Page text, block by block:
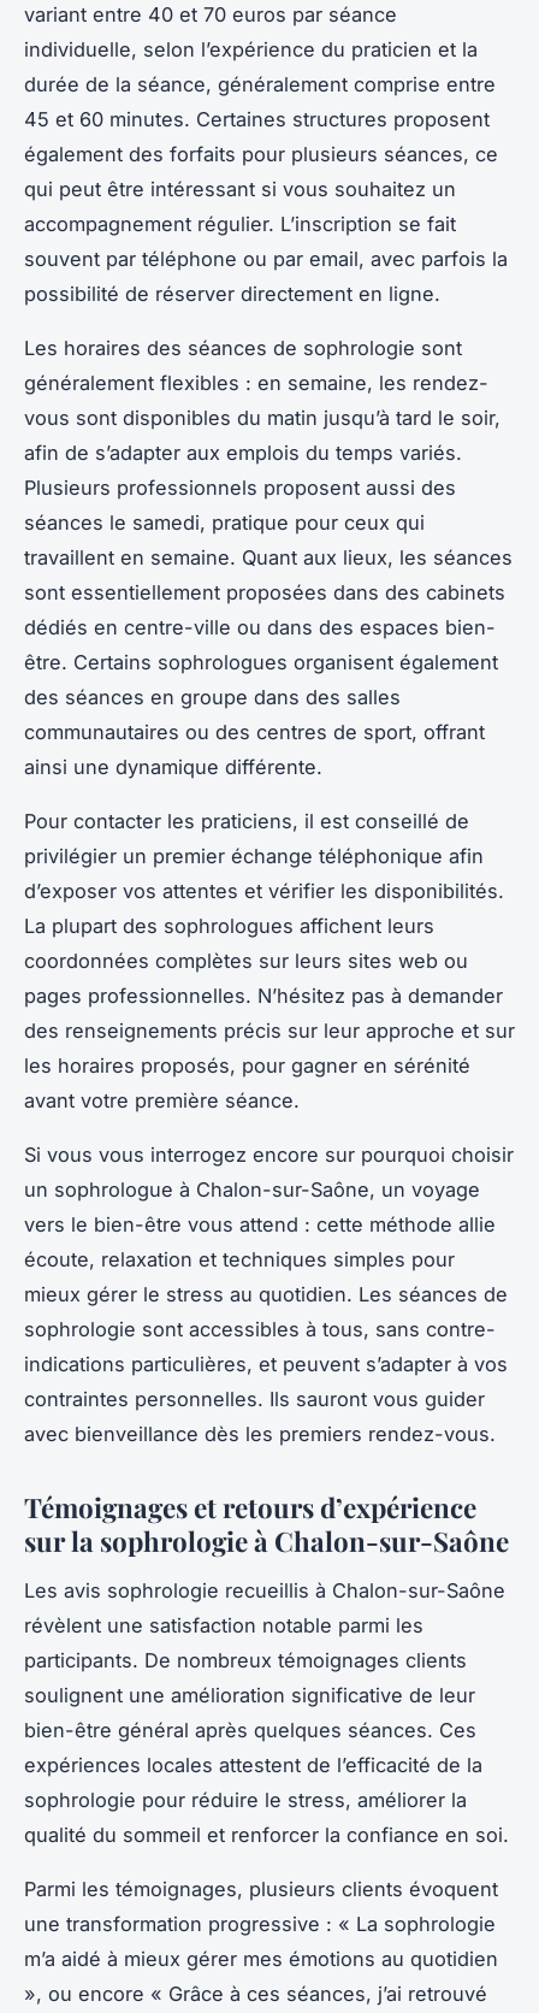
variant entre 40 et 70 euros par séance
individuelle, selon l’expérience du praticien et la
durée de la séance, généralement comprise entre
45 et 60 minutes. Certaines structures proposent
également des forfaits pour plusieurs séances, ce
qui peut être intéressant si vous souhaitez un
accompagnement régulier. L’inscription se fait
souvent par téléphone ou par email, avec parfois la
possibilité de réserver directement en ligne.
Les horaires des séances de sophrologie sont
généralement flexibles : en semaine, les rendez-
vous sont disponibles du matin jusqu’à tard le soir,
afin de s’adapter aux emplois du temps variés.
Plusieurs professionnels proposent aussi des
séances le samedi, pratique pour ceux qui
travaillent en semaine. Quant aux lieux, les séances
sont essentiellement proposées dans des cabinets
dédiés en centre-ville ou dans des espaces bien-
être. Certains sophrologues organisent également
des séances en groupe dans des salles
communautaires ou des centres de sport, offrant
ainsi une dynamique différente.
Pour contacter les praticiens, il est conseillé de
privilégier un premier échange téléphonique afin
d’exposer vos attentes et vérifier les disponibilités.
La plupart des sophrologues affichent leurs
coordonnées complètes sur leurs sites web ou
pages professionnelles. N’hésitez pas à demander
des renseignements précis sur leur approche et sur
les horaires proposés, pour gagner en sérénité
avant votre première séance.
Si vous vous interrogez encore sur pourquoi choisir
un sophrologue à Chalon-sur-Saône, un voyage
vers le bien-être vous attend : cette méthode allie
écoute, relaxation et techniques simples pour
mieux gérer le stress au quotidien. Les séances de
sophrologie sont accessibles à tous, sans contre-
indications particulières, et peuvent s’adapter à vos
contraintes personnelles. Ils sauront vous guider
avec bienveillance dès les premiers rendez-vous.
Témoignages et retours d’expérience
sur la sophrologie à Chalon-sur-Saône
Les avis sophrologie recueillis à Chalon-sur-Saône
révèlent une satisfaction notable parmi les
participants. De nombreux témoignages clients
soulignent une amélioration significative de leur
bien-être général après quelques séances. Ces
expériences locales attestent de l’efficacité de la
sophrologie pour réduire le stress, améliorer la
qualité du sommeil et renforcer la confiance en soi.
Parmi les témoignages, plusieurs clients évoquent
une transformation progressive : « La sophrologie
m’a aidé à mieux gérer mes émotions au quotidien
», ou encore « Grâce à ces séances, j’ai retrouvé